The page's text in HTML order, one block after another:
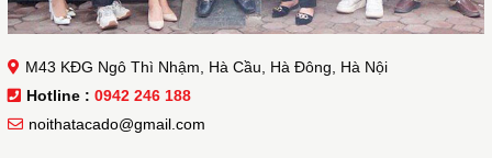
M43 KĐG Ngô Thì Nhậm, Hà Cầu, Hà Đông, Hà Nội
Hotline : 0942 246 188
noithatacado@gmail.com